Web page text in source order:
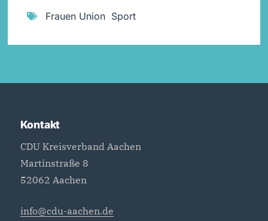
Frauen Union, Sport
Kontakt
CDU Kreisverband Aachen
Martinstraße 8
52062 Aachen
info@cdu-aachen.de